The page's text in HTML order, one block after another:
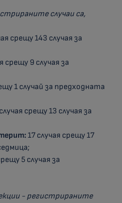
случаи са,
срещу 143 случая за
срещу 9 случая за
1 случай за предходната
срещу 13 случая за
17 случая срещу 17
5 случая за
- регистрираните